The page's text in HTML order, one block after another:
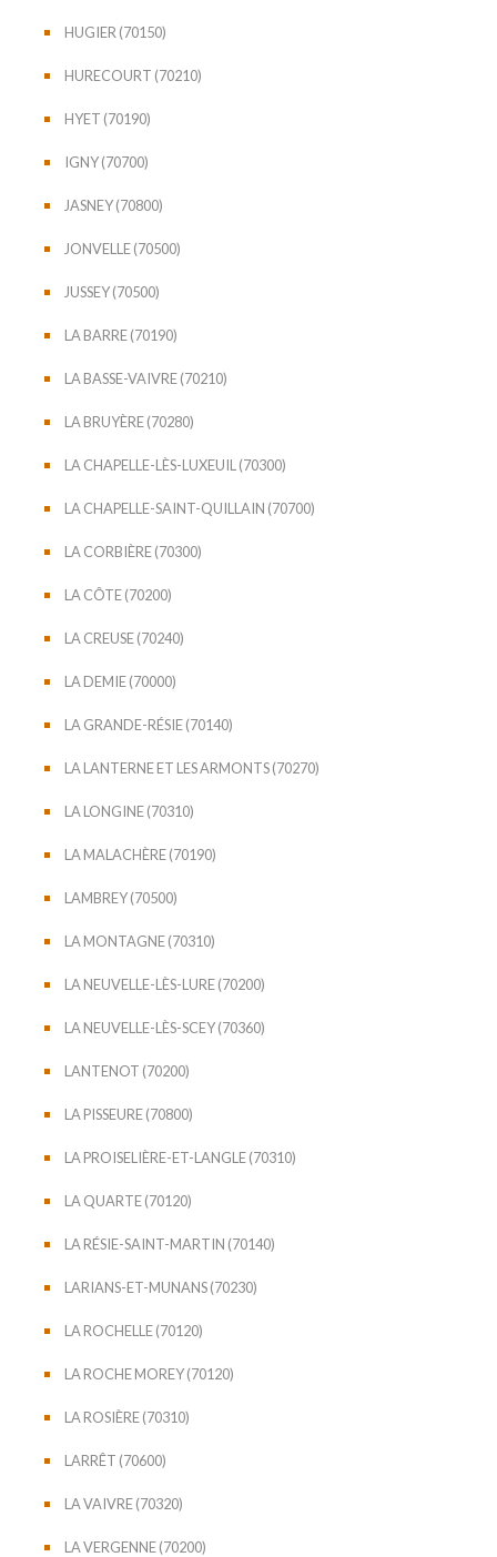
HUGIER (70150)
HURECOURT (70210)
HYET (70190)
IGNY (70700)
JASNEY (70800)
JONVELLE (70500)
JUSSEY (70500)
LA BARRE (70190)
LA BASSE-VAIVRE (70210)
LA BRUYÈRE (70280)
LA CHAPELLE-LÈS-LUXEUIL (70300)
LA CHAPELLE-SAINT-QUILLAIN (70700)
LA CORBIÈRE (70300)
LA CÔTE (70200)
LA CREUSE (70240)
LA DEMIE (70000)
LA GRANDE-RÉSIE (70140)
LA LANTERNE ET LES ARMONTS (70270)
LA LONGINE (70310)
LA MALACHÈRE (70190)
LAMBREY (70500)
LA MONTAGNE (70310)
LA NEUVELLE-LÈS-LURE (70200)
LA NEUVELLE-LÈS-SCEY (70360)
LANTENOT (70200)
LA PISSEURE (70800)
LA PROISELIÈRE-ET-LANGLE (70310)
LA QUARTE (70120)
LA RÉSIE-SAINT-MARTIN (70140)
LARIANS-ET-MUNANS (70230)
LA ROCHELLE (70120)
LA ROCHE MOREY (70120)
LA ROSIÈRE (70310)
LARRÊT (70600)
LA VAIVRE (70320)
LA VERGENNE (70200)